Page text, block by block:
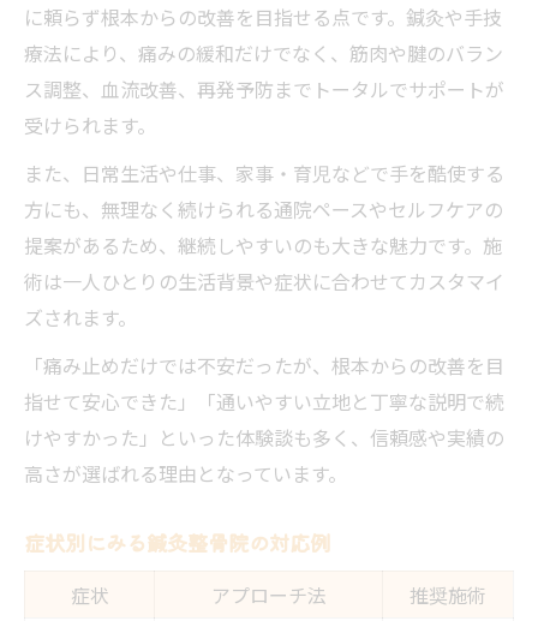
に頼らず根本からの改善を目指せる点です。鍼灸や手技
療法により、痛みの緩和だけでなく、筋肉や腱のバラン
ス調整、血流改善、再発予防までトータルでサポートが
受けられます。
また、日常生活や仕事、家事・育児などで手を酷使する
方にも、無理なく続けられる通院ペースやセルフケアの
提案があるため、継続しやすいのも大きな魅力です。施
術は一人ひとりの生活背景や症状に合わせてカスタマイ
ズされます。
「痛み止めだけでは不安だったが、根本からの改善を目
指せて安心できた」「通いやすい立地と丁寧な説明で続
けやすかった」といった体験談も多く、信頼感や実績の
高さが選ばれる理由となっています。
症状別にみる鍼灸整骨院の対応例
症状 アプローチ法
推奨施術